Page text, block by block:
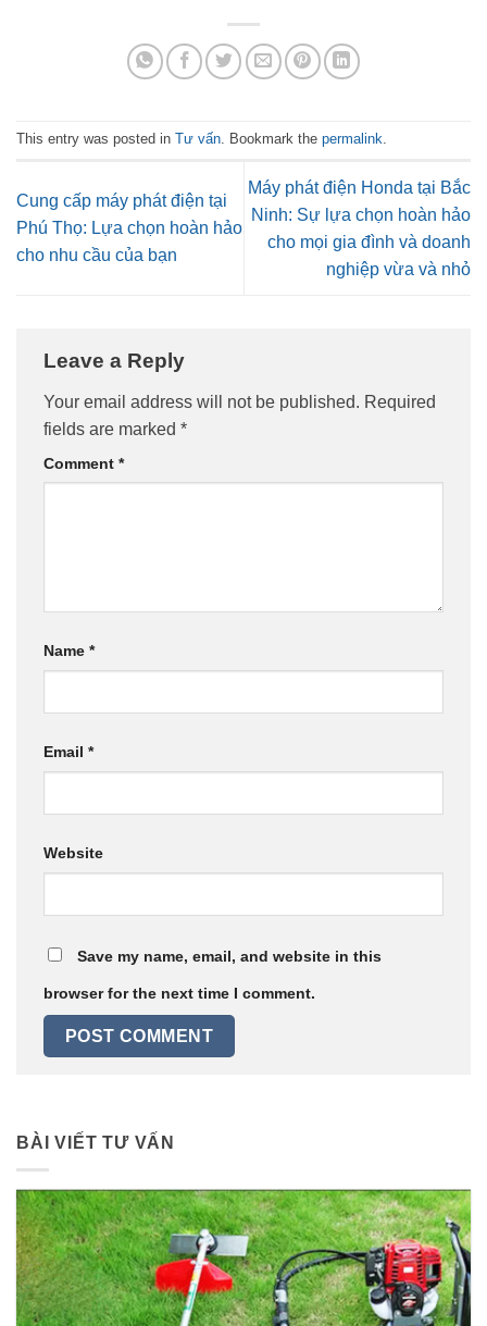
This entry was posted in Tư vấn. Bookmark the permalink.
Cung cấp máy phát điện tại
Phú Thọ: Lựa chọn hoàn hảo
cho nhu cầu của bạn
Máy phát điện Honda tại Bắc
Ninh: Sự lựa chọn hoàn hảo
cho mọi gia đình và doanh
nghiệp vừa và nhỏ
Leave a Reply
Your email address will not be published. Required
fields are marked *
Comment *
Name *
Email *
Website
Save my name, email, and website in this
browser for the next time I comment.
BÀI VIẾT TƯ VẤN